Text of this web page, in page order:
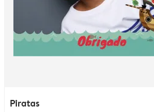
Piratas